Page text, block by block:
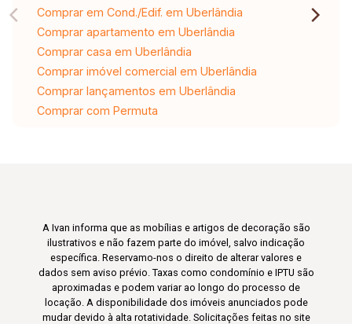
Comprar em Cond./Edif. em Uberlândia
Comprar apartamento em Uberlândia
Comprar casa em Uberlândia
Comprar imóvel comercial em Uberlândia
Comprar lançamentos em Uberlândia
Comprar com Permuta
A Ivan informa que as mobílias e artigos de decoração são
ilustrativos e não fazem parte do imóvel, salvo indicação
específica. Reservamo-nos o direito de alterar valores e
dados sem aviso prévio. Taxas como condomínio e IPTU são
aproximadas e podem variar ao longo do processo de
locação. A disponibilidade dos imóveis anunciados pode
mudar devido à alta rotatividade. Solicitações feitas no site